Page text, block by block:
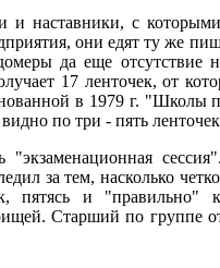
и наставники, с
они едят ту же
да еще
17 ленточек, от
в 1979 г. "Школы
по три - пять
"экзаменационная
за тем, насколько
пятясь и
Старший по группе